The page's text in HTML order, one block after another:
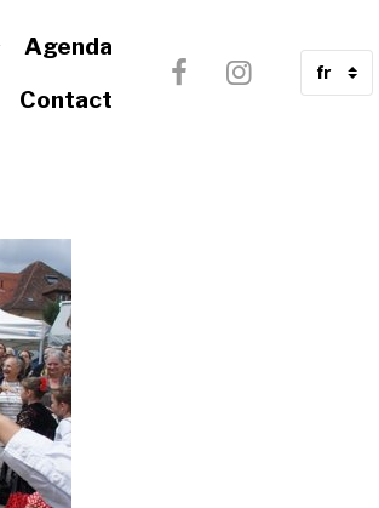
Agenda
Contact